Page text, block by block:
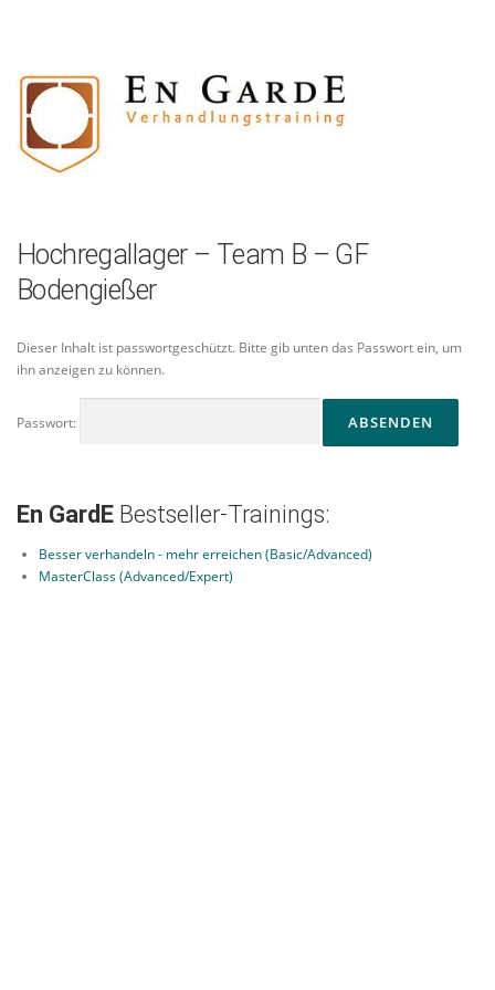
Hochregallager – Team B – GF
Bodengießer
Dieser Inhalt ist passwortgeschützt. Bitte gib unten das Passwort ein, um
ihn anzeigen zu können.
Passwort:
En GardE Bestseller-Trainings:
Besser verhandeln - mehr erreichen (Basic/Advanced)
MasterClass (Advanced/Expert)